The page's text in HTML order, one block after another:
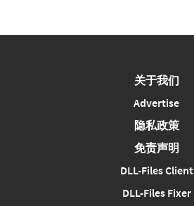
关于我们
Advertise
隐私政策
免责声明
DLL-Files Client
DLL-Files Fixer